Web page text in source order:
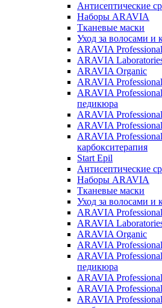
Антисептические
Наборы ARAVIA
Тканевые маски
Уход за волосами и
ARAVIA
ARAVIA
ARAVIA Organic
ARAVIA
ARAVIA
педикюра
ARAVIA
ARAVIA
ARAVIA
карбокситерапия
Start Epil
Антисептические
Наборы ARAVIA
Тканевые маски
Уход за волосами и
ARAVIA
ARAVIA
ARAVIA Organic
ARAVIA
ARAVIA
педикюра
ARAVIA
ARAVIA
ARAVIA